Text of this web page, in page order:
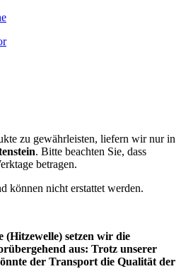
zu gewährleisten, liefern wir nur in
. Bitte beachten Sie, dass
betragen.
können nicht erstattet werden.
setzen wir die
aus: Trotz unserer
der Transport die Qualität der